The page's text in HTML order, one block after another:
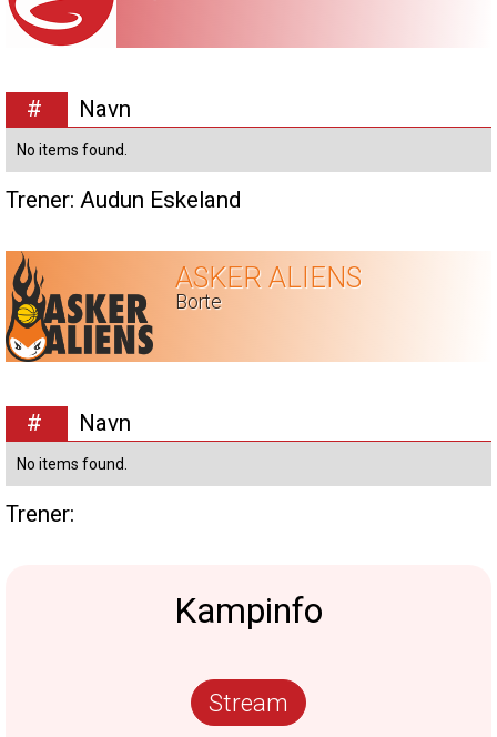
# Navn
No items found.
Trener: Audun Eskeland
ASKER ALIENS
Borte
# Navn
No items found.
Trener:
Kampinfo
Stream